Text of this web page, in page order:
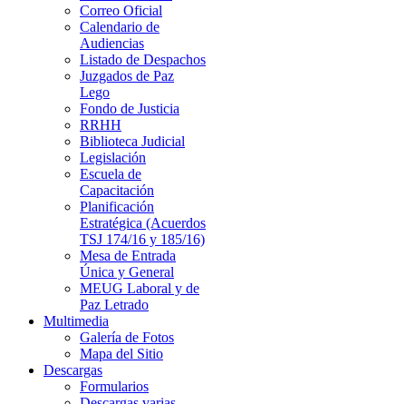
Correo Oficial
Calendario de
Audiencias
Listado de Despachos
Juzgados de Paz
Lego
Fondo de Justicia
RRHH
Biblioteca Judicial
Legislación
Escuela de
Capacitación
Planificación
Estratégica (Acuerdos
TSJ 174/16 y 185/16)
Mesa de Entrada
Única y General
MEUG Laboral y de
Paz Letrado
Multimedia
Galería de Fotos
Mapa del Sitio
Descargas
Formularios